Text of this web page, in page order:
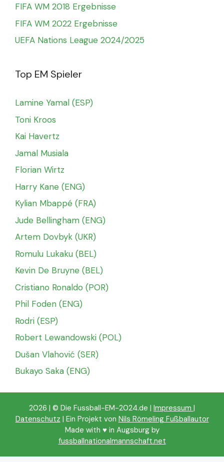
FIFA WM 2018 Ergebnisse
FIFA WM 2022 Ergebnisse
UEFA Nations League 2024/2025
Top EM Spieler
Lamine Yamal (ESP)
Toni Kroos
Kai Havertz
Jamal Musiala
Florian Wirtz
Harry Kane (ENG)
Kylian Mbappé (FRA)
Jude Bellingham (ENG)
Artem Dovbyk (UKR)
Romulu Lukaku (BEL)
Kevin De Bruyne (BEL)
Cristiano Ronaldo (POR)
Phil Foden (ENG)
Rodri (ESP)
Robert Lewandowski (POL)
Dušan Vlahović (SER)
Bukayo Saka (ENG)
2026 | © Die Fussball-EM-2024.de | Impressum |
Datenschutz | Ein Projekt von Nils Römeling Fußballautor
Made with ♥️ in Augsburg by
fussballnationalmannschaft.net